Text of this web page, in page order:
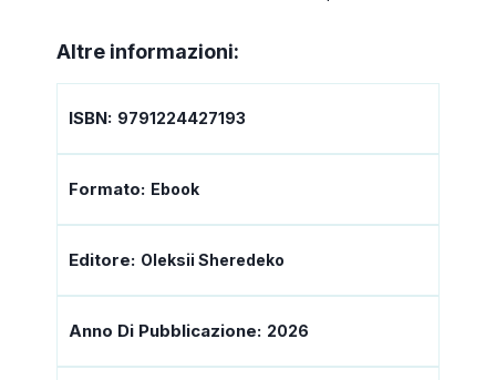
Altre informazioni:
ISBN: 9791224427193
Formato: Ebook
Editore: Oleksii Sheredeko
Anno Di Pubblicazione: 2026